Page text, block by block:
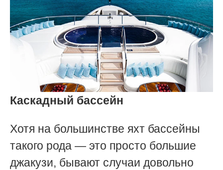
Каскадный бассейн
Хотя на большинстве яхт бассейны
такого рода — это просто большие
джакузи, бывают случаи довольно